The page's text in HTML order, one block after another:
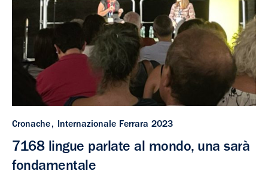
Cronache Internazionale Ferrara 2023
7168 lingue parlate al mondo, una sarà
fondamentale